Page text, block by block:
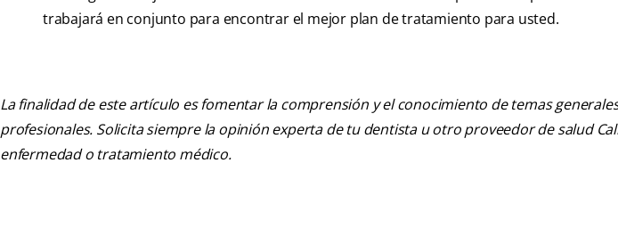
trabajará en conjunto para encontrar el mejor plan de tratamiento para usted.
La finalidad de este artículo es fomentar la comprensión y el conocimiento de temas
profesionales. Solicita siempre la opinión experta de tu dentista u otro proveedor de salud
enfermedad o tratamiento médico.